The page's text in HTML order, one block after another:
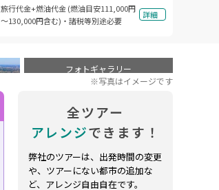
旅行代金+燃油代金 (燃油目安111,000円
～130,000円含む)・諸税等別途必要
詳細
フォトギャラリー
※写真はイメージです
全ツアー
アレンジできます！
弊社のツアーは、出発時間の変更
や、ツアーにない都市の追加な
ど、アレンジ自由自在です。